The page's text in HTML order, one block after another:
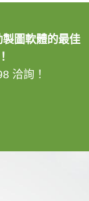
圖軟體的最佳
洽詢！